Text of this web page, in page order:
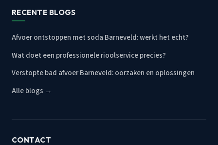
RECENTE BLOGS
Afvoer ontstoppen met soda Barneveld: werkt het echt?
Wat doet een professionele rioolservice precies?
Verstopte bad afvoer Barneveld: oorzaken en oplossingen
Alle blogs →
CONTACT